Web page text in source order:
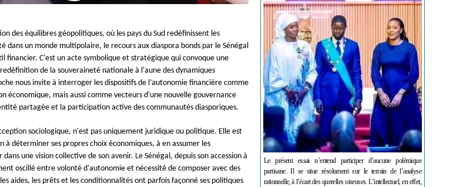
des équilibres géopolitiques, où les pays du Sud redéfinissent les
dans un monde multipolaire, le recours aux diaspora bonds par le Sénégal
financier. C'est un acte symbolique et stratégique qui convoque une
de la souveraineté nationale à l'aune des dynamiques
nous invite à interroger les dispositifs de l’autonomie financière comme
économique, mais aussi comme vecteurs d'une nouvelle gouvernance
partagée et la participation active des communautés diasporiques.
sociologique, n'est pas uniquement juridique ou politique. Elle est
à déterminer ses propres choix économiques, à en assumer les
une vision collective de son avenir. Le Sénégal, depuis son accession à
oscillé entre volonté d'autonomie et nécessité de composer avec des
aides, les prêts et les conditionnalités ont parfois façonné ses politiques
Le présent essai n’entend participer d’aucune polémique
partisane. Il se situe résolument sur le terrain de l’analyse
rationnelle, à l’écart des querelles oiseuses. L’intellectuel, en effet,